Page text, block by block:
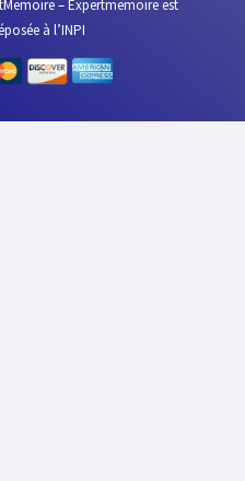
– Expertmemoire est
à l’INPI